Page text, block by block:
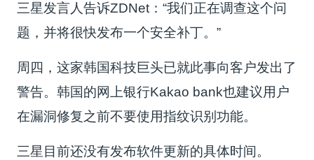
三星发言人告诉ZDNet：“我们正在调查这个问
题，并将很快发布一个安全补丁。”
周四，这家韩国科技巨头已就此事向客户发出了
警告。韩国的网上银行Kakao bank也建议用户
在漏洞修复之前不要使用指纹识别功能。
三星目前还没有发布软件更新的具体时间。